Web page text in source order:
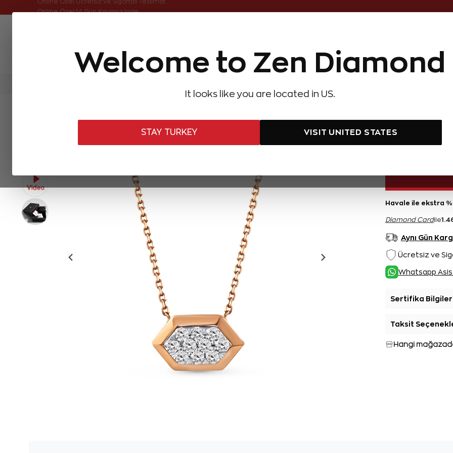
Welcome to Zen Diamond
It looks like you are located in US.
STAY TURKEY VISIT UNITED STATES
Online Özel Ücretsiz ve Sigortalı Teslimat
Aynı Gün Kargo Çok Satanlar Hediye Önerileri Evlilik Teklifi Setler Özel
AYNI GÜN
0,09
Havale ile ekstra
Diamond Cardile
Aynı Gün
Ücretsiz ve
Whatsapp
Sertifika
Taksit
Hangi